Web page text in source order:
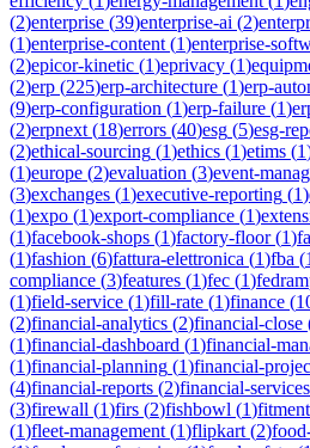
(2)enterprise (39)enterprise-ai (2)
(1)enterprise-content (1)enterprise-
(2)epicor-kinetic (1)eprivacy (1)
(2)erp (225)erp-architecture (1)erp-
(9)erp-configuration (1)erp-failure (1)
(2)erpnext (18)errors (40)esg (5)esg-
(2)ethical-sourcing (1)ethics (1)etims (1
(1)europe (2)evaluation (3)event-
(3)exchanges (1)executive-reporting (1)
(1)expo (1)export-compliance (1)
(1)facebook-shops (1)factory-floor(1)
(1)fashion (6)fattura-elettronica (1)fba (1
compliance (3)features (1)fec (1)
(1)field-service (1)fill-rate (1)finance (
(2)financial-analytics (2)financial-close
(1)financial-dashboard (1)financial-
(1)financial-planning (1)financial-
(4)financial-reports (2)financial-services
(3)firewall (1)firs (2)fishbowl (1)
(1)fleet-management (1)flipkart (2)